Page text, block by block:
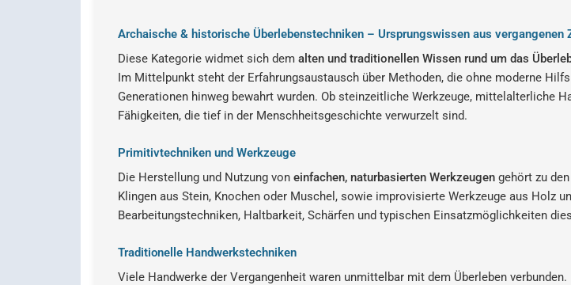
Archaische & historische Überlebenstechniken – Ursprungswissen aus vergangenen
Diese Kategorie widmet sich demalten und traditionellen Wissen rund um das
Im Mittelpunkt steht der Erfahrungsaustausch über Methoden, die ohne moderne
Generationen hinweg bewahrt wurden. Ob steinzeitliche Werkzeuge, mittelalterliche
Fähigkeiten, die tief in der Menschheitsgeschichte verwurzelt sind.
Primitivtechniken und Werkzeuge
Die Herstellung und Nutzung voneinfachen, naturbasierten Werkzeugen gehört zu
Klingen aus Stein, Knochen oder Muschel, sowie improvisierte Werkzeuge aus Holz
Bearbeitungstechniken, Haltbarkeit, Schärfen und typischen Einsatzmöglichkeiten
Traditionelle Handwerkstechniken
Viele Handwerke der Vergangenheit waren unmittelbar mit dem Überleben